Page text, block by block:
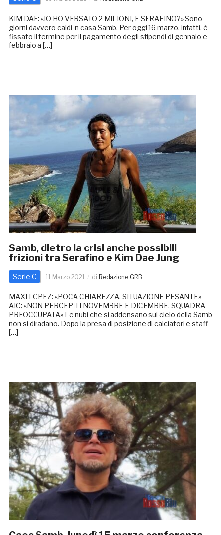
KIM DAE: «IO HO VERSATO 2 MILIONI, E SERAFINO?» Sono
giorni davvero caldi in casa Samb. Per oggi 16 marzo, infatti, è
fissato il termine per il pagamento degli stipendi di gennaio e
febbraio a […]
Samb, dietro la crisi anche possibili
frizioni tra Serafino e Kim Dae Jung
Serie C 11 Marzo 2021 di Redazione GRB
MAXI LOPEZ: «POCA CHIAREZZA, SITUAZIONE PESANTE»
AIC: «NON PERCEPITI NOVEMBRE E DICEMBRE, SQUADRA
PREOCCUPATA» Le nubi che si addensano sul cielo della Samb
non si diradano. Dopo la presa di posizione di calciatori e staff
[…]